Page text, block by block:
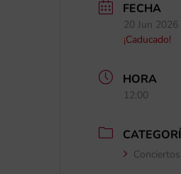
FECHA
20 Jun 2026
¡Caducado!
HORA
12:00
Conciertos